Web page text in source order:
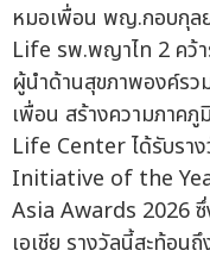
หมอเพื่อน พญ.กอบกุล
Life รพ.พญาไท 2 คว้า
ผู้นำด้านสุขภาพองค์ร
เพื่อน สร้างความภาค
Life Center ได้รับรา
Initiative of the
Asia Awards 2026
เอเชีย รางวัลนี้สะท้อ